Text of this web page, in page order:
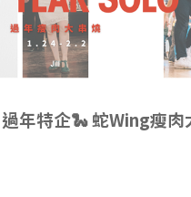
年特企🐍 蛇Wing瘦肉